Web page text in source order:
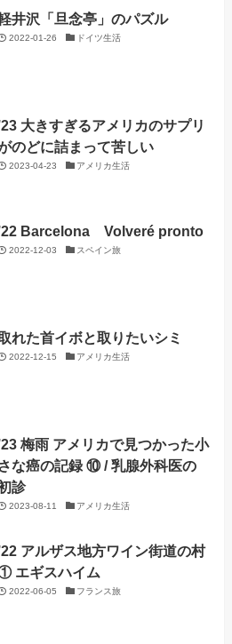
井沢「旦念亭」のパズル
2022-01-26 ドイツ生活
大きすぎるアメリカのサプリ
のどに詰まって苦しい
2023-04-23 アメリカ生活
Barcelona Volveré pronto
2022-12-03 スペイン旅
れた首イボと取りたいシミ
2022-12-15 アメリカ生活
梅雨 アメリカで見つかった小
さな癌の記録 ⑩ / 乳腺外科医の
診
2023-08-11 アメリカ生活
アルザス地方ワイン街道の村
エギスハイム
2022-06-05 フランス旅